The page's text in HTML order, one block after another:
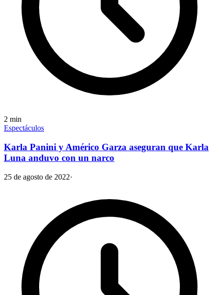
2 min
Espectáculos
Karla Panini y Américo Garza aseguran que Karla
Luna anduvo con un narco
25 de agosto de 2022·